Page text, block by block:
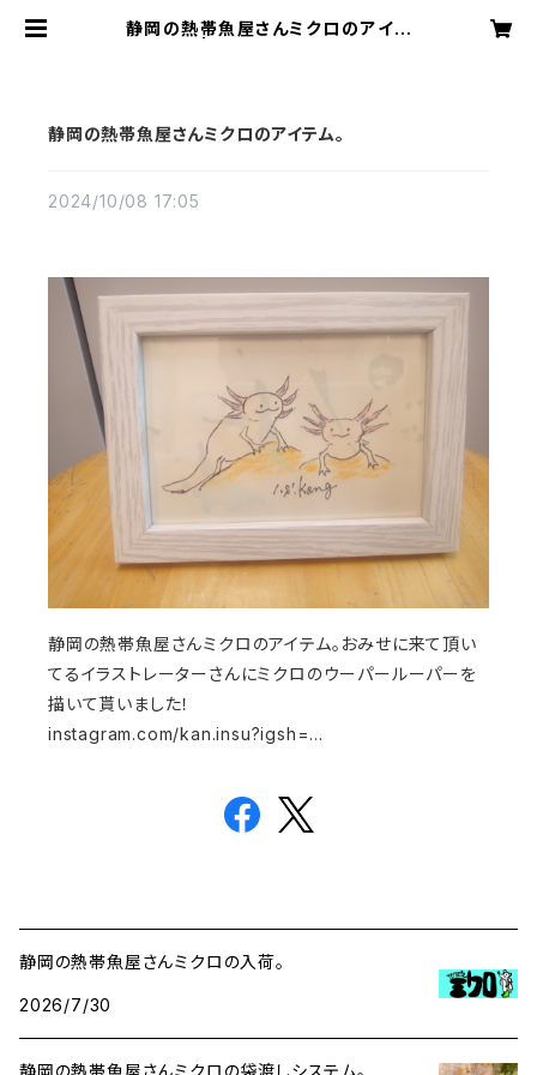
静岡の熱帯魚屋さんミクロのアイテ
静岡の熱帯魚屋さんミクロのアイテム。
2024/10/08 17:05
静岡の熱帯魚屋さんミクロのアイテム。おみせに来て頂い
てるイラストレーターさんにミクロのウーパールーパーを
描いて貰いました！
instagram.com/kan.insu?igsh=…
静岡の熱帯魚屋さんミクロの入荷。
2026/7/30
静岡の熱帯魚屋さんミクロの袋渡しシステム。